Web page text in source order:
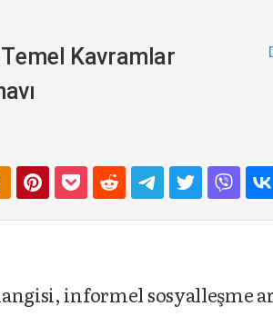
Kavramlar
informel sosyalleşme